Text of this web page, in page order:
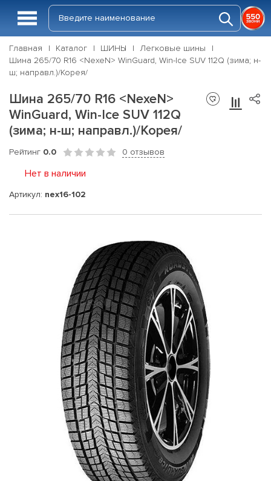
Главная Каталог ШИНЫ
Легковые шины
Шина 265/70 R16 <NexeN> WinGuard, Win-Ice SUV 112Q (зима; н-
ш; направл.)/Корея/
Шина 265/70 R16 <NexeN>
WinGuard, Win-Ice SUV 112Q
(зима; н-ш; направл.)/Корея/
Рейтинг 0.0 0 отзывов
Нет в наличии
Артикул: nex16-102